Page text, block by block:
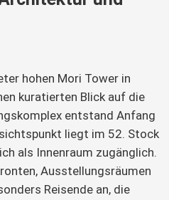
hohen Mori Tower in
kuratierten Blick auf die
entstand Anfang
liegt im 52. Stock
als Innenraum zugänglich.
Ausstellungsräumen
Reisende an, die